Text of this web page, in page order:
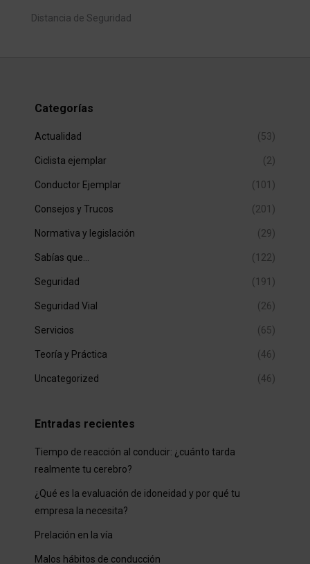
Distancia de Seguridad
Categorías
Actualidad (53)
Ciclista ejemplar (2)
Conductor Ejemplar (101)
Consejos y Trucos (201)
Normativa y legislación (29)
Sabías que… (122)
Seguridad (191)
Seguridad Vial (26)
Servicios (65)
Teoría y Práctica (46)
Uncategorized (46)
Entradas recientes
Tiempo de reacción al conducir: ¿cuánto tarda
realmente tu cerebro?
¿Qué es la evaluación de idoneidad y por qué tu
empresa la necesita?
Prelación en la vía
Malos hábitos de conducción